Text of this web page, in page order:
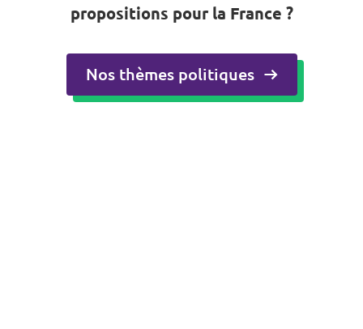
propositions pour la France ?
Nos thèmes politiques